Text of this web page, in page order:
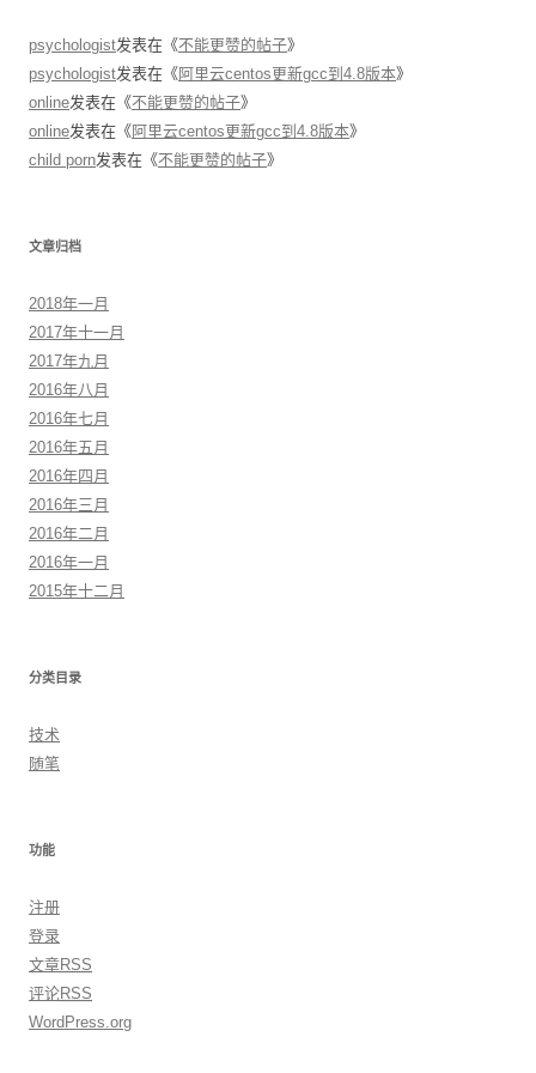
psychologist发表在《不能更赞的帖子》
psychologist发表在《 阿里云centos更新gcc到4.8版本》
online发表在《不能更赞的帖子》
online发表在《 阿里云centos更新gcc到4.8版本》
child porn发表在《不能更赞的帖子》
文章归档
2018年一月
2017年十一月
2017年九月
2016年八月
2016年七月
2016年五月
2016年四月
2016年三月
2016年二月
2016年一月
2015年十二月
分类目录
技术
随笔
功能
注册
登录
文章RSS
评论RSS
WordPress.org